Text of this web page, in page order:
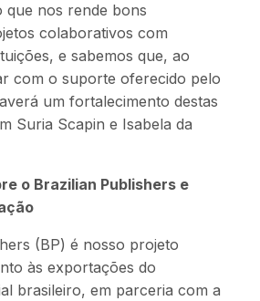
que nos rende bons
colaborativos com
e sabemos que, ao
com o suporte oferecido pelo
um fortalecimento destas
Suria Scapin e Isabela da
o Brazilian Publishers e
(BP) é nosso projeto
às exportações do
brasileiro, em parceria com a